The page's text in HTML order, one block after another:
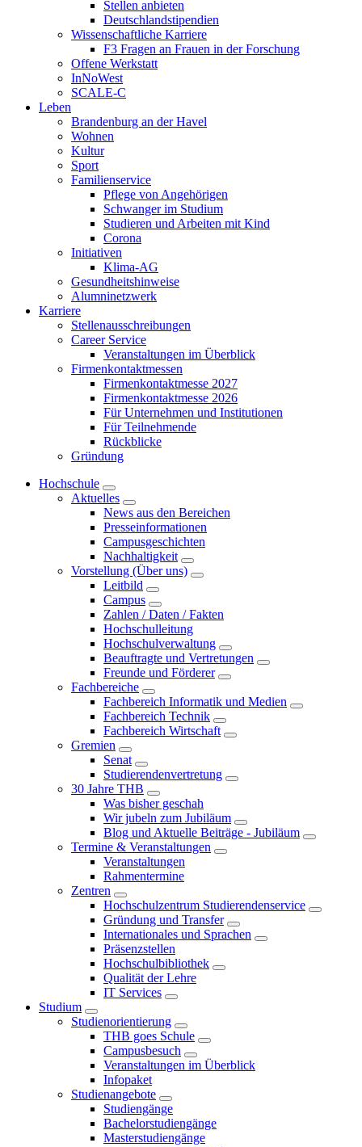
Stellen anbieten
Deutschlandstipendien
Wissenschaftliche Karriere
F3 Fragen an Frauen in der Forschung
Offene Werkstatt
InNoWest
SCALE-C
Leben
Brandenburg an der Havel
Wohnen
Kultur
Sport
Familienservice
Pflege von Angehörigen
Schwanger im Studium
Studieren und Arbeiten mit Kind
Corona
Initiativen
Klima-AG
Gesundheitshinweise
Alumninetzwerk
Karriere
Stellenausschreibungen
Career Service
Veranstaltungen im Überblick
Firmenkontaktmessen
Firmenkontaktmesse 2027
Firmenkontaktmesse 2026
Für Unternehmen und Institutionen
Für Teilnehmende
Rückblicke
Gründung
Hochschule
Aktuelles
News aus den Bereichen
Presseinformationen
Campusgeschichten
Nachhaltigkeit
Vorstellung (Über uns)
Leitbild
Campus
Zahlen / Daten / Fakten
Hochschulleitung
Hochschulverwaltung
Beauftragte und Vertretungen
Freunde und Förderer
Fachbereiche
Fachbereich Informatik und Medien
Fachbereich Technik
Fachbereich Wirtschaft
Gremien
Senat
Studierendenvertretung
30 Jahre THB
Was bisher geschah
Wir jubeln zum Jubiläum
Blog und Aktuelle Beiträge - Jubiläum
Termine & Veranstaltungen
Veranstaltungen
Rahmentermine
Zentren
Hochschulzentrum Studierendenservice
Gründung und Transfer
Internationales und Sprachen
Präsenzstellen
Hochschulbibliothek
Qualität der Lehre
IT Services
Studium
Studienorientierung
THB goes Schule
Campusbesuch
Veranstaltungen im Überblick
Infopaket
Studienangebote
Studiengänge
Bachelorstudiengänge
Masterstudiengänge